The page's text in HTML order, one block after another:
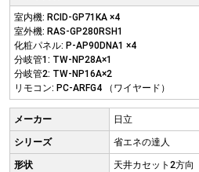
室内機: RCID-GP71KA ×4
室外機: RAS-GP280RSH1
化粧パネル: P-AP90DNA1 ×4
分岐管1: TW-NP28A×1
分岐管2: TW-NP16A×2
リモコン: PC-ARFG4 （ワイヤード）
メーカー 日立
シリーズ 省エネの達人
形状 天井カセット2方向